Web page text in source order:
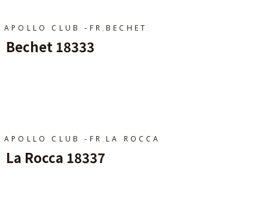
APOLLO CLUB -FR , BECHET
Bechet 18333
APOLLO CLUB -FR , LA ROCCA
La Rocca 18337